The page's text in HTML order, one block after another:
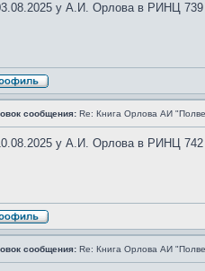
у А.И. Орлова в РИНЦ 739
сообщения: Re: Книга Орлова АИ
у А.И. Орлова в РИНЦ 742
сообщения: Re: Книга Орлова АИ